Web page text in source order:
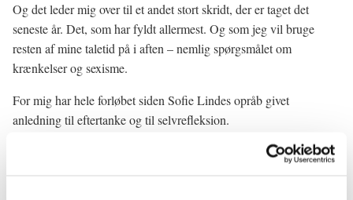
Og det leder mig over til et andet stort skridt, der er taget det
seneste år. Det, som har fyldt allermest. Og som jeg vil bruge
resten af mine taletid på i aften – nemlig spørgsmålet om
krænkelser og sexisme.
For mig har hele forløbet siden Sofie Lindes opråb givet
anledning til eftertanke og til selvrefleksion.
Jeg har været i politik, siden jeg var 15 år. Og jeg er hverken døv